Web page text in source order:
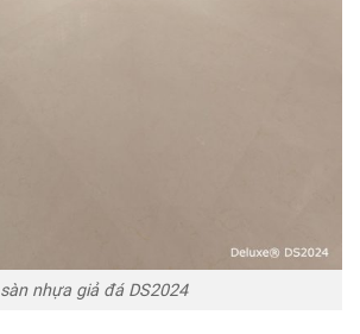
sàn nhựa giả đá DS2024